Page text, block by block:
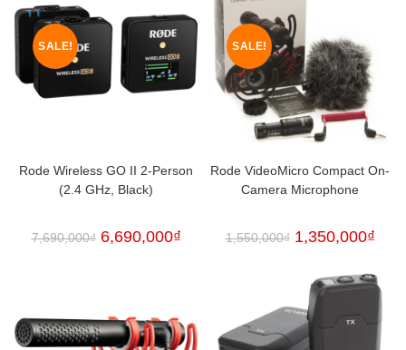
SALE!
Rode Wireless GO II 2-Person
(2.4 GHz, Black)
7,690,000₫ 6,690,000₫
SALE!
Rode VideoMicro Compact On-
Camera Microphone
1,550,000₫ 1,350,000₫